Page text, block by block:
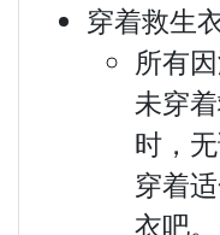
穿着救生
所有
未穿
时，
穿着
衣吧。